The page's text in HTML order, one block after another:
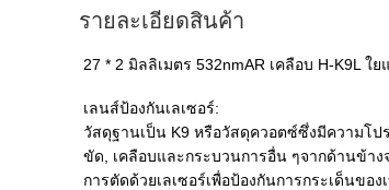
รายละเอียดสินค้า
27 * 2 มิลลิเมตร 532nmAR เคลือบ H-K9L ใ
เลนส์ป้องกันเลเซอร์:
วัสดุฐานเป็น K9 หรือวัสดุควอตซ์ซึ่งมีความโ
ขัด, เคลือบและกระบวนการอื่น ๆจากด้านข้า
การตัดด้วยเลเซอร์เพื่อป้องกันการกระเด็นขอ